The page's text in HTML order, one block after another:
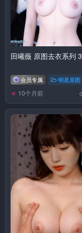
田曦薇 原图去衣系列 3
会员专属 明星原图
10个月前